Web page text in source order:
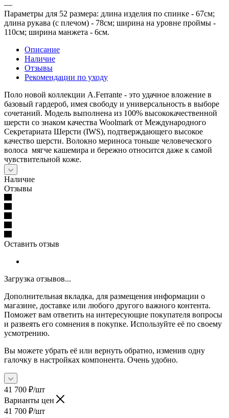
—
Параметры для 52 размера: длина изделия по спинке - 67см;
длина рукава (с плечом) - 78см; ширина на уровне проймы -
110см; ширина манжета - 6см.
Описание
Наличие
Отзывы
Рекомендации по уходу
Поло новой коллекции A.Ferrante - это удачное вложение в
базовый гардероб, имея свободу и универсальность в выборе
сочетаний. Модель выполнена из 100% высококачественной
шерсти со знаком качества Woolmark от Международного
Секретариата Шерсти (IWS), подтверждающего высокое
качество шерсти. Волокно мериноса тоньше человеческого
волоса мягче кашемира и бережно относится даже к самой
чувствительной коже.
Наличие
Отзывы
Оставить отзыв
Загрузка отзывов...
Дополнительная вкладка, для размещения информации о
магазине, доставке или любого другого важного контента.
Поможет вам ответить на интересующие покупателя вопросы
и развеять его сомнения в покупке. Используйте её по своему
усмотрению.
Вы можете убрать её или вернуть обратно, изменив одну
галочку в настройках компонента. Очень удобно.
41 700 ₽/шт
Варианты цен
41 700 ₽/шт